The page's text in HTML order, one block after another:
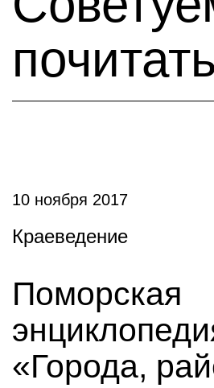
почитать
10 ноября 2017
Краеведение
Поморская
«Города,